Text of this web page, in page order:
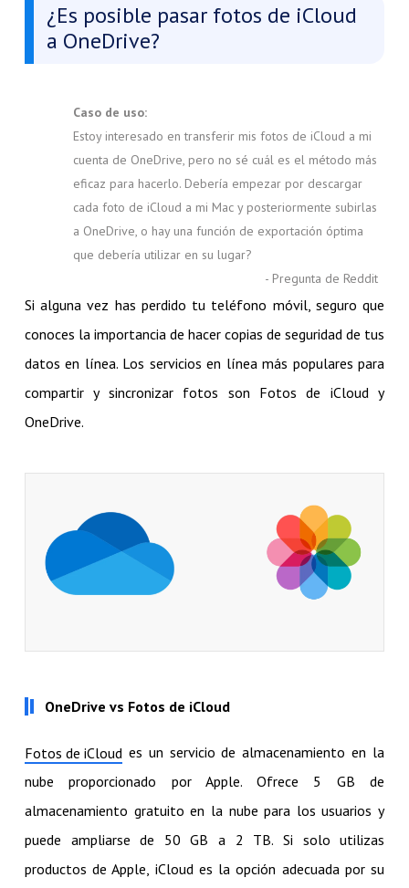
¿Es posible pasar fotos de iCloud
a OneDrive?
Caso de uso:
Estoy interesado en transferir mis fotos de iCloud a mi
cuenta de OneDrive, pero no sé cuál es el método más
eficaz para hacerlo. Debería empezar por descargar
cada foto de iCloud a mi Mac y posteriormente subirlas
a OneDrive, o hay una función de exportación óptima
que debería utilizar en su lugar?
- Pregunta de Reddit
Si alguna vez has perdido tu teléfono móvil, seguro que
conoces la importancia de hacer copias de seguridad de tus
datos en línea. Los servicios en línea más populares para
compartir y sincronizar fotos son Fotos de iCloud y
OneDrive.
OneDrive vs Fotos de iCloud
Fotos de iCloud es un servicio de almacenamiento en la
nube proporcionado por Apple. Ofrece 5 GB de
almacenamiento gratuito en la nube para los usuarios y
puede ampliarse de 50 GB a 2 TB. Si solo utilizas
productos de Apple, iCloud es la opción adecuada por su